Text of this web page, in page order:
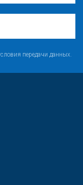
передачи данных.